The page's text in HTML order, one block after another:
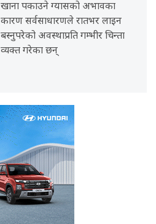
खाना पकाउने ग्यासको अभावका
कारण सर्वसाधारणले रातभर लाइन
बस्नुपरेको अवस्थाप्रति गम्भीर चिन्ता
व्यक्त गरेका छन्